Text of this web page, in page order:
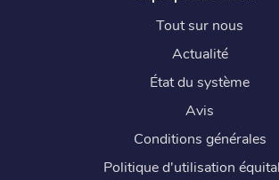
Tout sur nous
Actualité
État du système
Avis
Conditions générales
Politique d'utilisation